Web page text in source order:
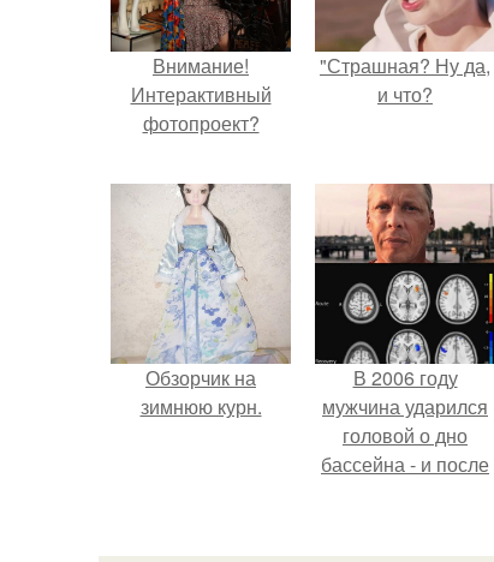
Внимание!
Интерактивный
фотопроект?
"Страшная? Ну да,
и что?
Обзорчик на
зимнюю курн.
В 2006 году
мужчина ударился
головой о дно
бассейна - и после
странным образом.